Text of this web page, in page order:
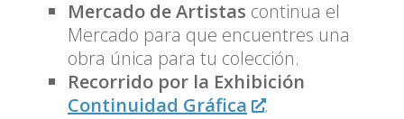
Mercado de Artistas continua el
Mercado para que encuentres una
obra única para tu colección.
Recorrido por la Exhibición
Continuidad Gráfica
.